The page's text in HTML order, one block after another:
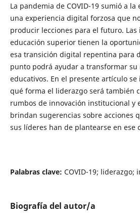
La pandemia de COVID-19 sumió a
una experiencia digital forzosa que
producir lecciones para el futuro.
educación superior tienen la
esa transición digital repentina para
punto podrá ayudar a transformar su
educativos. En el presente artículo
qué forma el liderazgo será también
rumbos de innovación institucional y
brindan sugerencias sobre acciones
sus líderes han de plantearse en ese
Palabras clave: COVID-19; liderazgo;
Biografía del autor/a